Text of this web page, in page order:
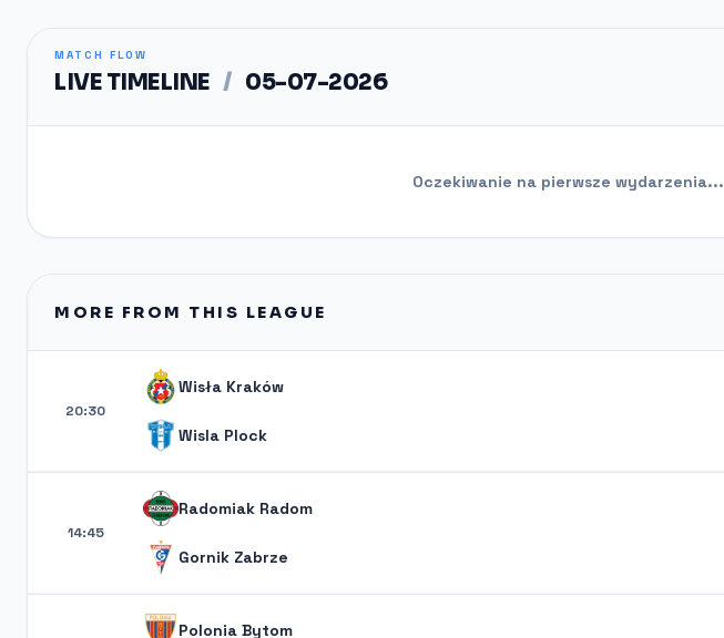
MATCH FLOW
LIVE TIMELINE / 05-07-2026
Oczekiwanie na pierwsze wydarzenia...
MORE FROM THIS LEAGUE
20:30
Wisła Kraków
Wisla Plock
14:45
Radomiak Radom
Gornik Zabrze
Polonia Bytom